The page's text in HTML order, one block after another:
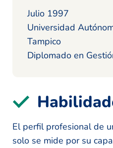
Julio 1997
Universidad
Tampico
Diplomado en
El perfil profesional de
solo se mide por su